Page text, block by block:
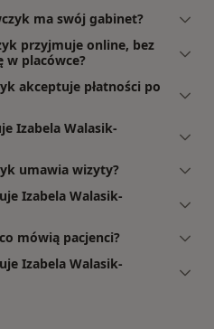
ma swój gabinet?
przyjmuje online, bez
w placówce?
akceptuje płatności po
Izabela Walasik-
umawia wizyty?
Izabela Walasik-
mówią pacjenci?
Izabela Walasik-